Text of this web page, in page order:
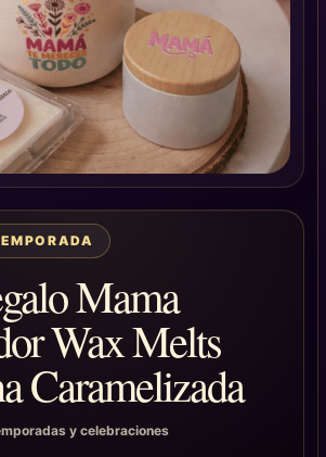
Mama
Wax Melts
Caramelizada
y celebraciones